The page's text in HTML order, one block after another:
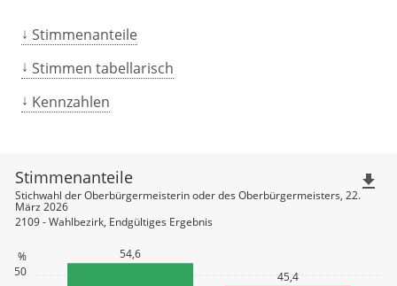
Stimmenanteile
Stimmen tabellarisch
Kennzahlen
50
%
54,6
45,4
Stimmenanteile
Stichwahl der Oberbürgermeisterin oder des Oberbürgermeisters, 22.
März 2026
2109 - Wahlbezirk, Endgültiges Ergebnis
file_download